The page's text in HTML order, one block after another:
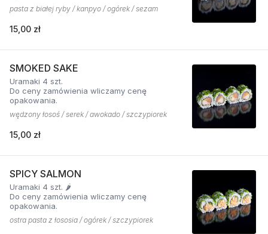
pasta z białej ryby / kanpyo / ogórek / sezam
15,00 zł
SMOKED SAKE
Uramaki 4 szt.
Do ceny zamówienia wliczamy cenę
opakowania.
wędzony łosoś / serek / awokado / szczypiorek
15,00 zł
SPICY SALMON
Uramaki 4 szt. 🌶️
Do ceny zamówienia wliczamy cenę
opakowania.
ostra pasta z łososia / ogórek / szczypiorek